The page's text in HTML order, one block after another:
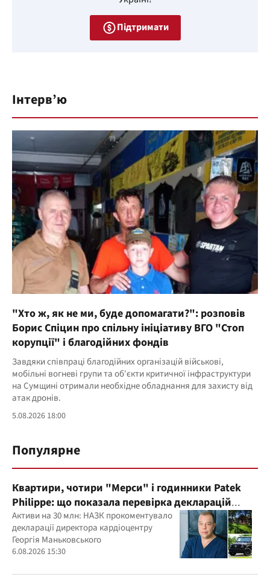
Підтримати
Інтерв’ю
"Хто ж, як не ми, буде допомагати?": розповів
Борис Спіцин про спільну ініціативу ВГО "Стоп
корупції" і благодійних фондів
Завдяки співпраці благодійних організацій військові,
мобільні вогневі групи та об'єкти критичної інфраструктури
на Сумщині отримали необхідне обладнання для захисту від
атак дронів.
5.08.2026 18:00
Популярне
Квартири, чотири "Мерси" і годинники Patek
Philippe: що показала перевірка декларацій
керівника дитячого кардіоцентру
Маньковського і що каже НАЗК?
Активи на 30 млн: НАЗК прокоментувало
декларації директора кардіоцентру
Георгія Маньковського
6.08.2026 15:30